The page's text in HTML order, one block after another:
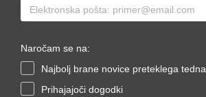
Naročam se na:
Najbolj brane novice preteklega tedna
Prihajajoči dogodki